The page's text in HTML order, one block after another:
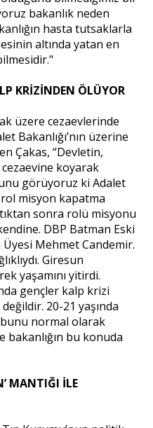
bakanlık neden
hasta tutsaklarla
altında yatan en
KRİZİNDEN ÖLÜYOR
üzere cezaevlerinde
Bakanlığı’nın üzerine
Çakas, “Devletin,
cezaevine koyarak
görüyoruz ki Adalet
rol misyon kapatma
sonra rolü misyonu
DBP Batman Eski
Üyesi Mehmet Candemir.
Giresun
yaşamını yitirdi.
gençler kalp krizi
20-21 yaşında
normal olarak
bakanlığın bu konuda
MANTIĞI İLE